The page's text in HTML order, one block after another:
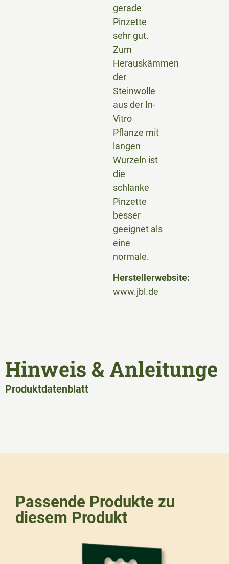
gerade
Pinzette
sehr gut.
Zum
Herauskämmen
der
Steinwolle
aus der In-
Vitro
Pflanze mit
langen
Wurzeln ist
die
schlanke
Pinzette
besser
geeignet als
eine
normale.
Herstellerwebsite:
www.jbl.de
Hinweis & Anleitunge
Produktdatenblatt
Passende Produkte zu
diesem Produkt